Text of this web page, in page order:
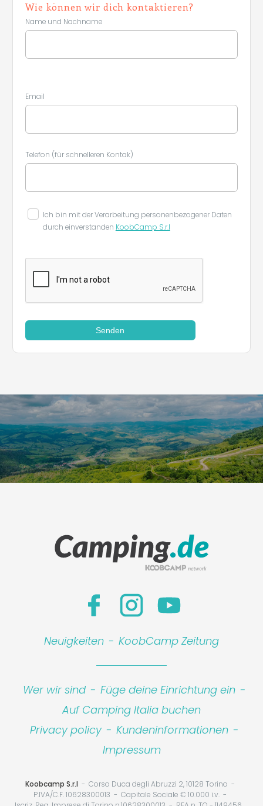
Wie können wir dich kontaktieren?
Name und Nachname
Email
Telefon (für schnelleren Kontak)
Ich bin mit der Verarbeitung personenbezogener Daten
durch einverstanden KoobCamp S.r.l
Senden
Neuigkeiten - KoobCamp Zeitung
Wer wir sind - Füge deine Einrichtung ein -
Auf Camping Italia buchen
Privacy policy - Kundeninformationen -
Impressum
Koobcamp S.r.l
Corso Duca degli Abruzzi 2, 10128 Torino
P.IVA/C.F. 10628300013
Capitale Sociale € 10.000 i.v.